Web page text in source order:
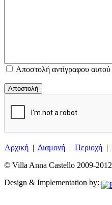
Αποστολή αντίγραφου
Αποστολή
Αρχική | Διαμονή | Περιοχή |
© Villa Anna Castello 2009-
Design & Implementation by: